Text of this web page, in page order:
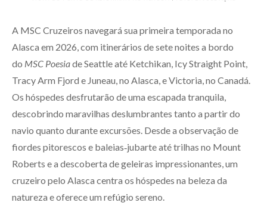
A MSC Cruzeiros navegará sua primeira temporada no
Alasca em 2026, com itinerários de sete noites a bordo
do MSC Poesiade Seattle até Ketchikan, Icy Straight Point,
Tracy Arm Fjord e Juneau, no Alasca, e Victoria, no Canadá.
Os hóspedes desfrutarão de uma escapada tranquila,
descobrindo maravilhas deslumbrantes tanto a partir do
navio quanto durante excursões. Desde a observação de
fiordes pitorescos e baleias‑jubarte até trilhas no Mount
Roberts e a descoberta de geleiras impressionantes, um
cruzeiro pelo Alasca centra os hóspedes na beleza da
natureza e oferece um refúgio sereno.